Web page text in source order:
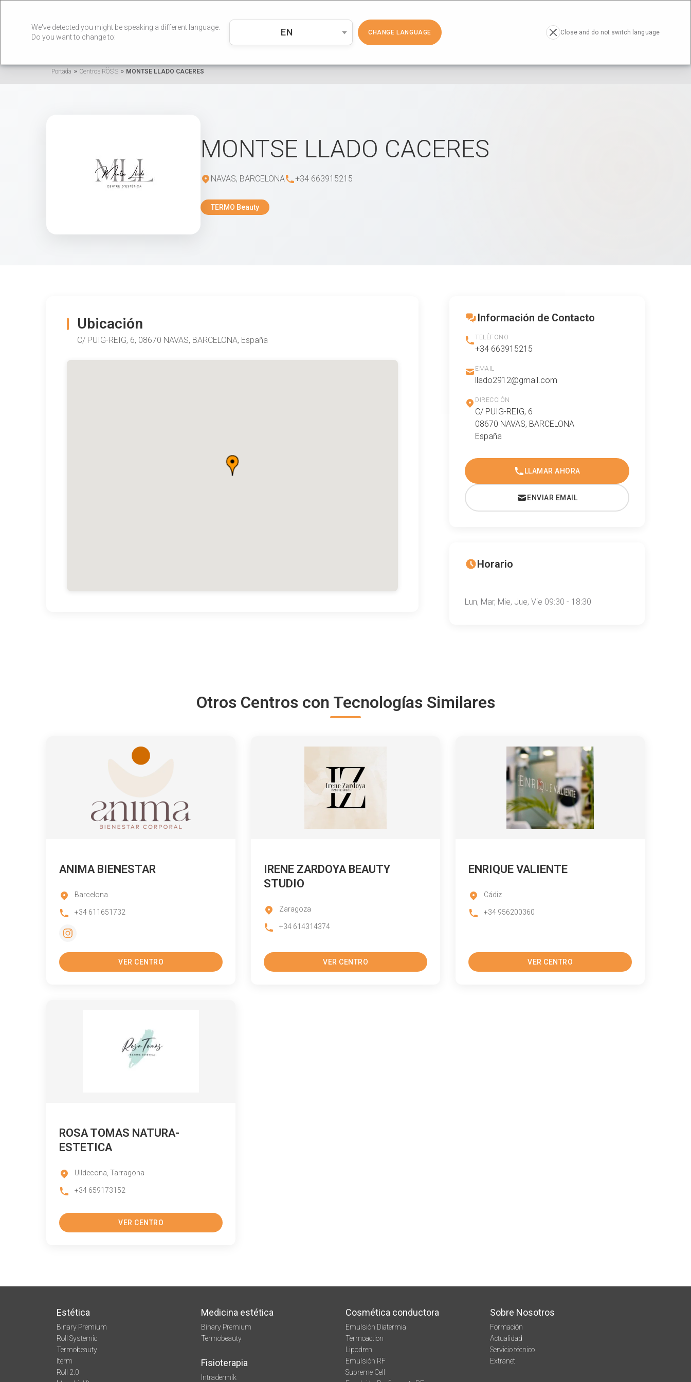
We've detected you might be speaking a different language.
Do you want to change to:
EN CHANGE LANGUAGE Close and do not switch language
COSMÉTICA CONTACTO
Portada»Centros RÖS'S»MONTSE LLADO CACERES
MONTSE LLADO CACERES
NAVAS, BARCELONA +34 663915215
TERMO Beauty
Ubicación
C/ PUIG-REIG, 6, 08670 NAVAS, BARCELONA, España
Información de Contacto
TELÉFONO
+34 663915215
EMAIL
llado2912@gmail.com
DIRECCIÓN
C/ PUIG-REIG, 6
08670 NAVAS, BARCELONA
España
LLAMAR AHORA
ENVIAR EMAIL
Horario
Lun, Mar, Mie, Jue, Vie 09:30 - 18:30
Otros Centros con Tecnologías Similares
ANIMA BIENESTAR
Barcelona
+34 611651732
VER CENTRO
IRENE ZARDOYA BEAUTY
STUDIO
Zaragoza
+34 614314374
VER CENTRO
ENRIQUE VALIENTE
Cádiz
+34 956200360
VER CENTRO
ROSA TOMAS NATURA-
ESTETICA
Ulldecona, Tarragona
+34 659173152
VER CENTRO
Estética
Binary Premium
Roll Systemic
Termobeauty
Iterm
Roll 2.0
Medicina estética
Binary Premium
Termobeauty
Fisioterapia
Intradermik
Cosmética conductora
Emulsión Diatermia
Termoaction
Lipodren
Emulsión RF
Supreme Cell
Sobre Nosotros
Formación
Actualidad
Servicio técnico
Extranet